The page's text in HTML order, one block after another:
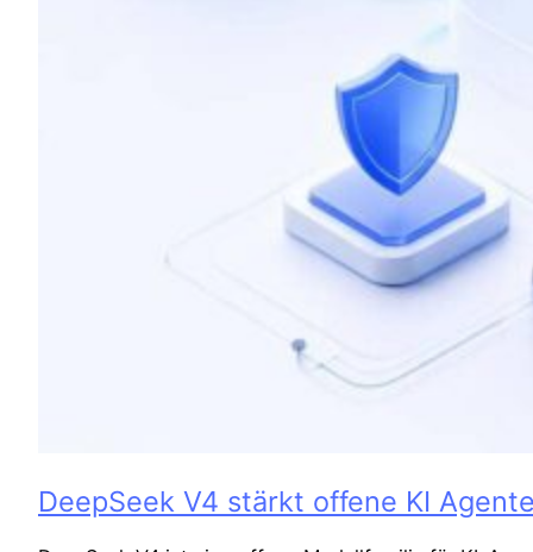
DeepSeek V4 stärkt offene KI